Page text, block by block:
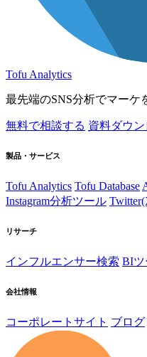
Tofu Analytics
最先端のSNS分析でマーケ
無料で相談する 資料ダウン
製品・サービス
Tofu Analytics Tofu Database
Instagram分析ツール
リサーチ
インフルエンサー検索 BIツ
会社情報
コーポレートサイト ブログ